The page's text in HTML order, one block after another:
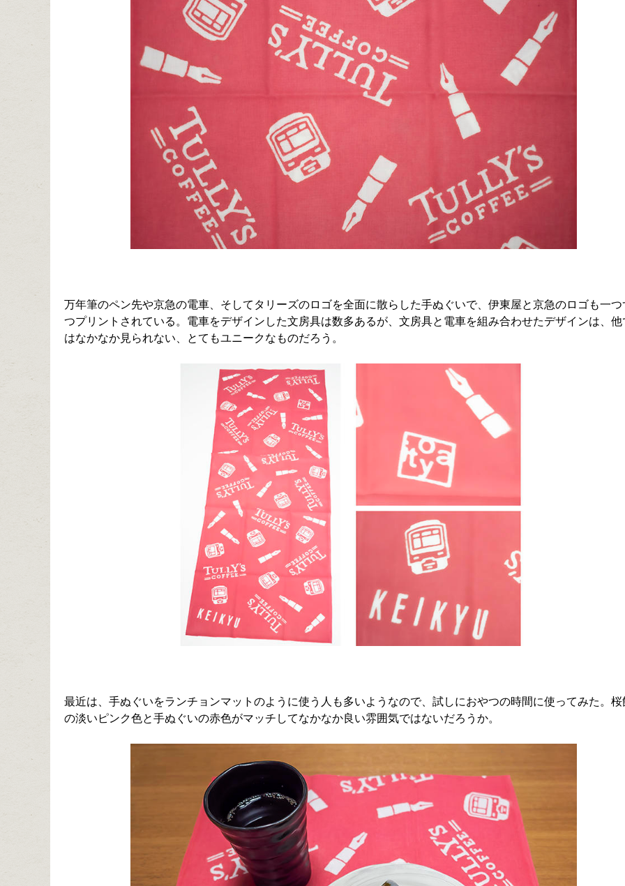
万年筆のペン先や京急の電車、そしてタリーズのロゴを全面に散らした手ぬぐいで、伊東屋と京急のロゴも一つ
つプリントされている。電車をデザインした文房具は数多あるが、文房具と電車を組み合わせたデザインは、他
はなかなか見られない、とてもユニークなものだろう。
最近は、手ぬぐいをランチョンマットのように使う人も多いようなので、試しにおやつの時間に使ってみた。桜
の淡いピンク色と手ぬぐいの赤色がマッチしてなかなか良い雰囲気ではないだろうか。